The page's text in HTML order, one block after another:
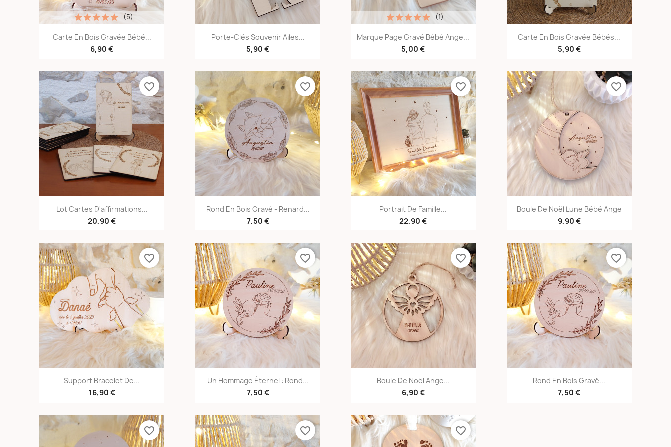
 Aperçu rapide
Carte En Bois Gravée Bébé...
6,90 €
(5)
Aperçu rapide
Porte-Clés Souvenir Ailes...
5,90 €
 Aperçu rapide
Marque Page Gravé Bébé Ange...
5,00 €
(1)
 Aperçu rapide
Carte En Bois Gravée Bébés...
5,90 €
Aperçu rapide
Lot Cartes D'affirmations...
20,90 €
favorite_border
 Aperçu rapide
Rond En Bois Gravé - Renard...
7,50 €
favorite_border
Aperçu rapide
Portrait De Famille...
22,90 €
favorite_border
 Aperçu rapide
Boule De Noël Lune Bébé Ange
9,90 €
favorite_border
Aperçu rapide
Support Bracelet De...
16,90 €
favorite_border
Aperçu rapide
Un Hommage Éternel : Rond...
7,50 €
favorite_border
Aperçu rapide
Boule De Noël Ange...
6,90 €
favorite_border
Aperçu rapide
Rond En Bois Gravé...
7,50 €
favorite_border
favorite_border favorite_border favorite_border